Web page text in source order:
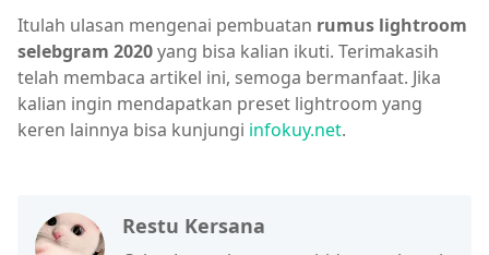
Itulah ulasan mengenai pembuatan rumus lightroom
selebgram 2020yang bisa kalian ikuti. Terimakasih
telah membaca artikel ini, semoga bermanfaat. Jika
kalian ingin mendapatkan preset lightroom yang
keren lainnya bisa kunjungi infokuy.net.
Restu Kersana